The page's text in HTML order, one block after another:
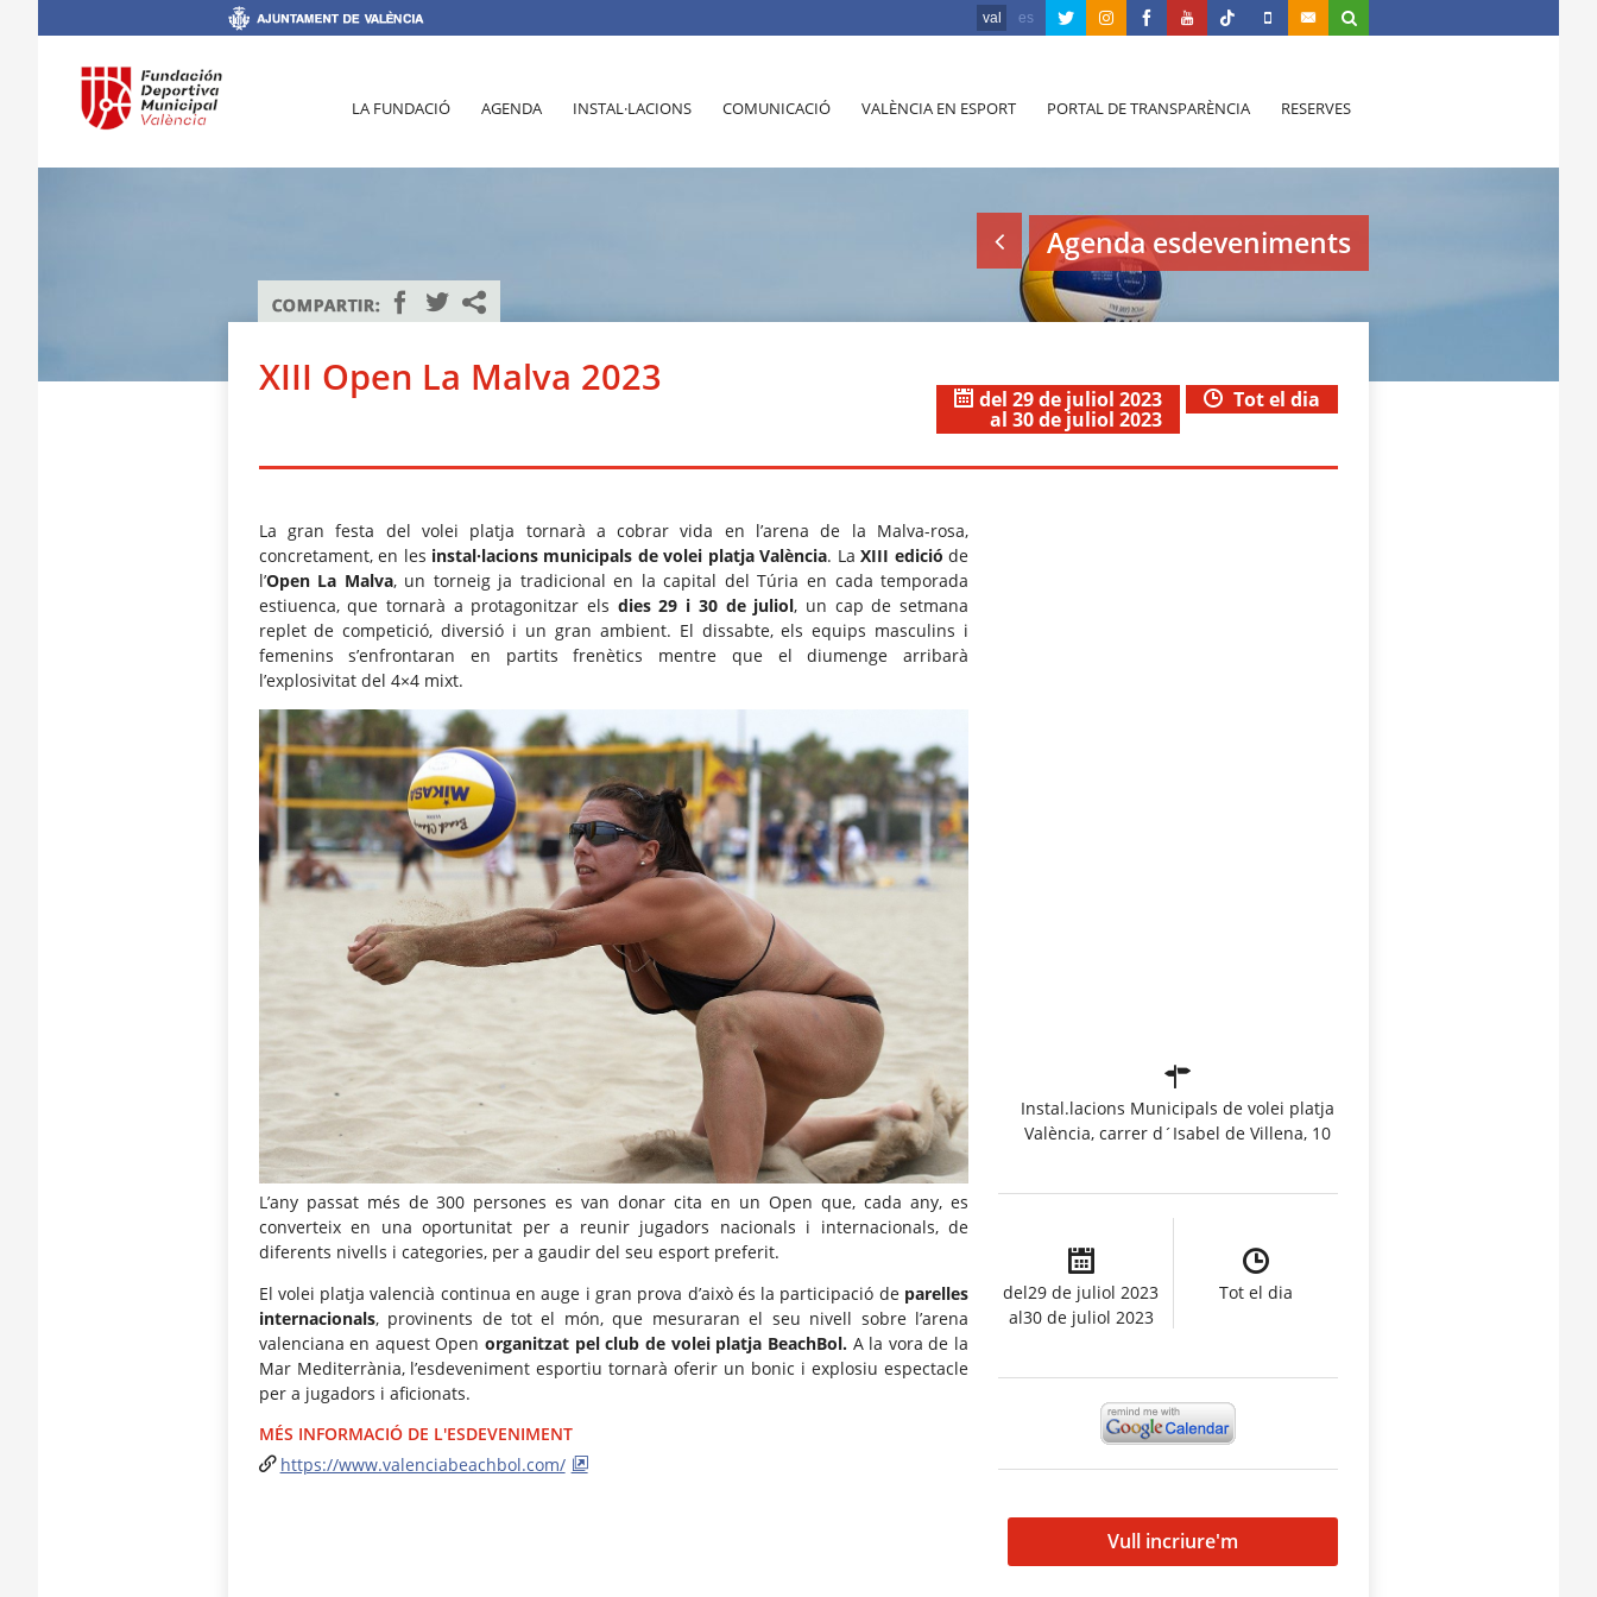
val es
LA FUNDACIÓ AGENDA INSTAL·LACIONS COMUNICACIÓ VALÈNCIA EN ESPORT PORTAL DE TRANSPARÈNCIA RESERVES
Agenda esdeveniments
XIII Open La Malva 2023
Tot el dia
del 29 de juliol 2023
al 30 de juliol 2023
La gran festa del volei platja tornarà a cobrar vida en l’arena de la Malva-rosa,
concretament, en les instal·lacions municipals de volei platja València. LaXIII edició de
l’Open La Malva, un torneig ja tradicional en la capital del Túria en cada temporada
estiuenca, que tornarà a protagonitzar els dies 29 i 30 de juliol, un cap de setmana
replet de competició, diversió i un gran ambient. El dissabte, els equips masculins i
femenins s’enfrontaran en partits frenètics mentre que el diumenge arribarà
l’explosivitat del 4×4 mixt.
L’any passat més de 300 persones es van donar cita en un Open que, cada any, es
converteix en una oportunitat per a reunir jugadors nacionals i internacionals, de
diferents nivells i categories, per a gaudir del seu esport preferit.
El volei platja valencià continua en auge i gran prova d’això és la participació de parelles
internacionals, provinents de tot el món, que mesuraran el seu nivell sobre l’arena
valenciana en aquest Openorganitzat pel club de volei platja BeachBol.A la vora de la
Mar Mediterrània, l’esdeveniment esportiu tornarà oferir un bonic i explosiu espectacle
per a jugadors i aficionats.
MÉS INFORMACIÓ DE L'ESDEVENIMENT
https://www.valenciabeachbol.com/
Instal.lacions Municipals de volei platja
València, carrer d´Isabel de Villena, 10
del29 de juliol 2023
al30 de juliol 2023
Tot el dia
Vull incriure'm